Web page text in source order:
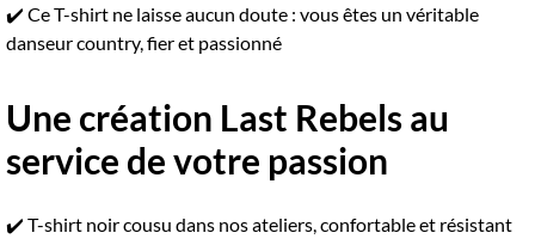
✔️ Ce T-shirt ne laisse aucun doute : vous êtes un véritable
danseur country, fier et passionné
Une création Last Rebels au
service de votre passion
✔️ T-shirt noir cousu dans nos ateliers, confortable et résistant